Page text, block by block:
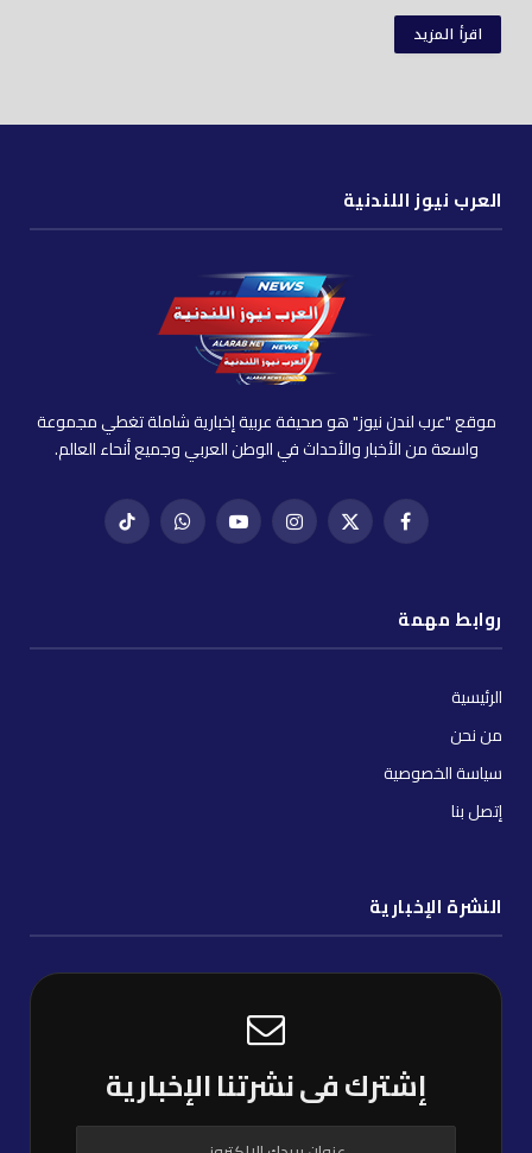
اقرأ المزيد
العرب نيوز اللندنية
موقع "عرب لندن نيوز" هو صحيفة عربية إخبارية شاملة تغطي مجموعة
واسعة من الأخبار والأحداث في الوطن العربي وجميع أنحاء العالم.
فيسبوكX
إنستغراميوتيوب واتساب تيك
روابط مهمة
الرئيسية
من نحن
سياسة الخصوصية
إتصل بنا
النشرة الإخبارية
إشترك فى نشرتنا الإخبارية